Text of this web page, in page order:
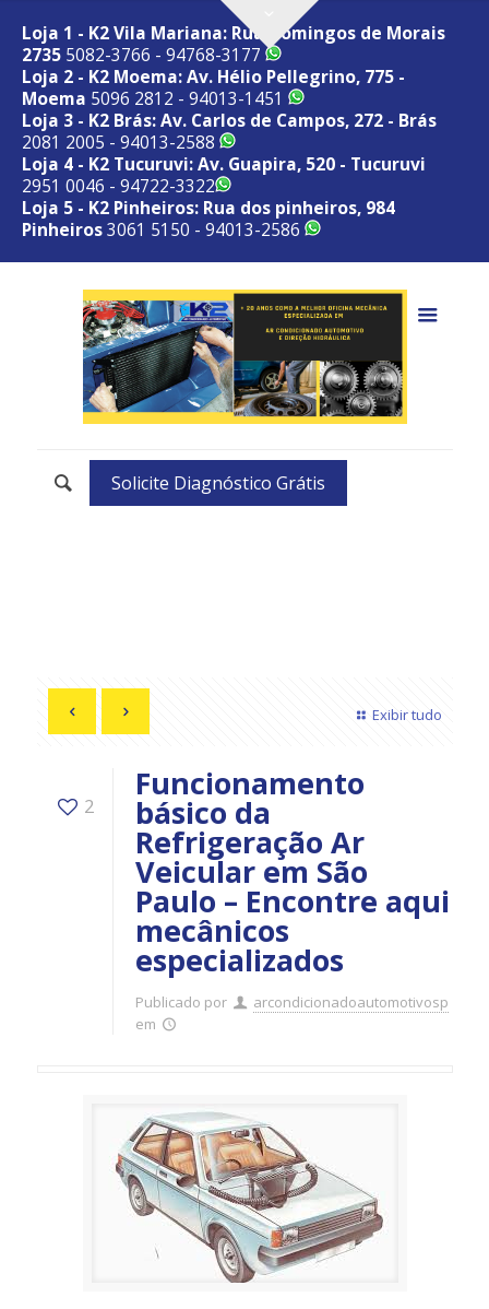
Loja 1 - K2 Vila Mariana: Rua Domingos de Morais
2735 5082-3766 - 94768-3177
Loja 2 - K2 Moema: Av. Hélio Pellegrino, 775 -
Moema 5096 2812 - 94013-1451
Loja 3 - K2 Brás: Av. Carlos de Campos, 272 - Brás
2081 2005 - 94013-2588
Loja 4 - K2 Tucuruvi: Av. Guapira, 520 - Tucuruvi
2951 0046 - 94722-3322
Loja 5 - K2 Pinheiros: Rua dos pinheiros, 984
Pinheiros3061 5150 - 94013-2586
Solicite Diagnóstico Grátis
Exibir tudo
2
Funcionamento
básico da
Refrigeração Ar
Veicular em São
Paulo – Encontre aqui
mecânicos
especializados
Publicado por
arcondicionadoautomotivosp
em